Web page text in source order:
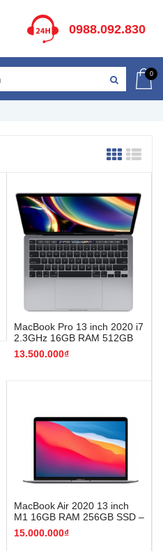
0988.092.830
0
MacBook Pro 13 inch 2020 i7
2.3GHz 16GB RAM 512GB
SSD – Like New
13.500.000₫
MacBook Air 2020 13 inch
M1 16GB RAM 256GB SSD –
Like New
15.000.000₫